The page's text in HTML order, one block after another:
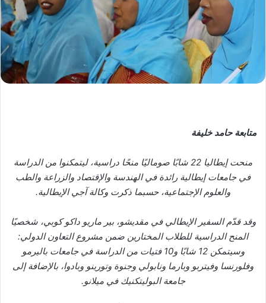
متابعة حامد خليفة
منحت إيطاليا 22 شابًا صوماليًا منحًا دراسية، ليتمكنوا من الدراسة
في جامعات إيطالية رائدة في الهندسة والإقتصاد والزراعة والطب
والعلوم الإجتماعية، حسبما ذكرت وكالة آجي الإيطالية.
وقد قدّم السفير الإيطالي في مقديشو، بير ماريو داكو كوبي، شخصيًا
المنح الدراسية للطلاب المختارين ضمن مشروع التعاون الدولي:
وسيتمكن 12 شابًا و10 فتيات من الدراسة في جامعات باليرمو
وفلورنسا وفيتربو وبارما ونابولي وجنوة وتورينو وبادوا، بالإضافة إلى
جامعة البوليتكنيك في ميلانو.